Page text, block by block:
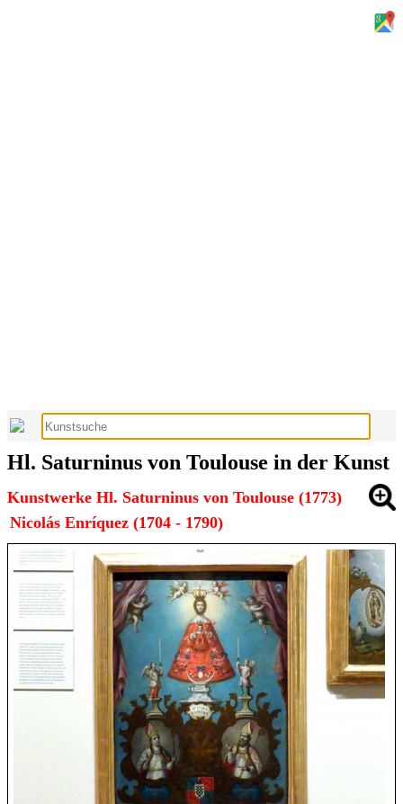
Hl. Saturninus von Toulouse in der Kunst
Kunstwerke Hl. Saturninus von Toulouse (1773)
Nicolás Enríquez (1704 - 1790)